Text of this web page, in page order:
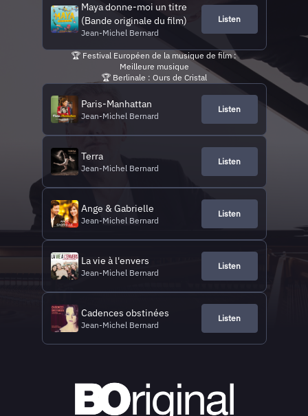
Maya donne-moi un titre
(Bande originale du film)
Jean-Michel Bernard
Listen
🏆 Festival Européen de la musique de film :
Meilleure musique
🏆 Berlinale : Ours de Cristal
Paris-Manhattan
Jean-Michel Bernard
Listen
Terra
Jean-Michel Bernard
Listen
Ange & Gabrielle
Jean-Michel Bernard
Listen
La vie à l'envers
Jean-Michel Bernard
Listen
Cadences obstinées
Jean-Michel Bernard
Listen